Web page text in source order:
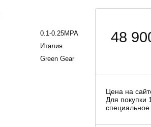
0.1-0.25MPA
Италия
Green Gear
48
Цена на
Для покупки